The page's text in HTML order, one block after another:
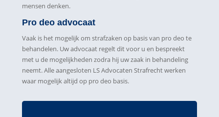
mensen denken.
Pro deo advocaat
Vaak is het mogelijk om strafzaken op basis van pro deo te
behandelen. Uw advocaat regelt dit voor u en bespreekt
met u de mogelijkheden zodra hij uw zaak in behandeling
neemt. Alle aangesloten LS Advocaten Strafrecht werken
waar mogelijk altijd op pro deo basis.